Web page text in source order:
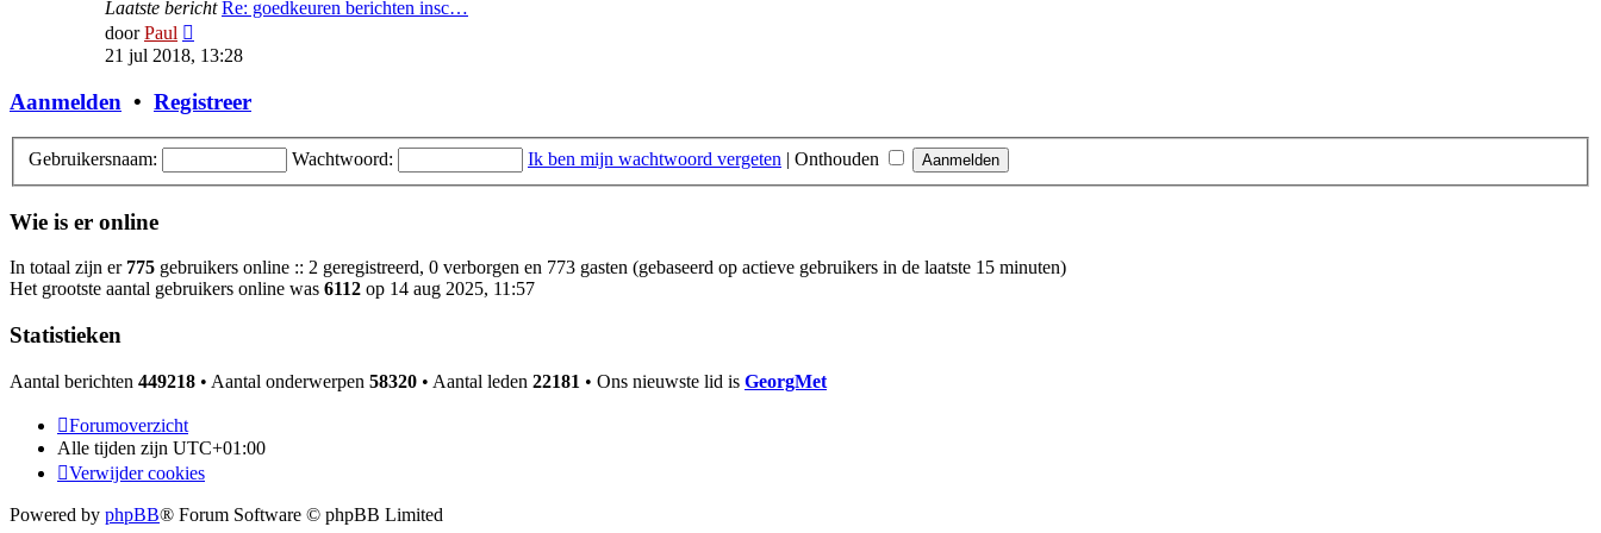
Laatste bericht Re: goedkeuren berichten insc…
doorPaul
laatste
21 jul 2018, 13:28
Aanmelden • Registreer
Gebruikersnaam: Wachtwoord: Ik ben mijn wachtwoord vergeten | Onthouden
Wie is er online
In totaal zijn er 775 gebruikers online :: 2 geregistreerd, 0 verborgen en 773 gasten (gebaseerd op actieve gebruikers in de laatste 15 minuten)
Het grootste aantal gebruikers online was 6112 op 14 aug 2025, 11:57
Statistieken
Aantal berichten 449218 • Aantal onderwerpen 58320 • Aantal leden 22181 • Ons nieuwste lid is GeorgMet
Forumoverzicht
Alle tijden zijn UTC+01:00
Verwijder cookies
Powered by phpBB® Forum Software © phpBB Limited